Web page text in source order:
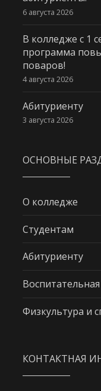
6 августа 2026
В колледже с 1
программа
поваров!
4 августа 2026
Абитуриенту
3 августа 2026
ОСНОВНЫЕ
О колледже
Студентам
Абитуриенту
Физкультура и
КОНТАКТНАЯ